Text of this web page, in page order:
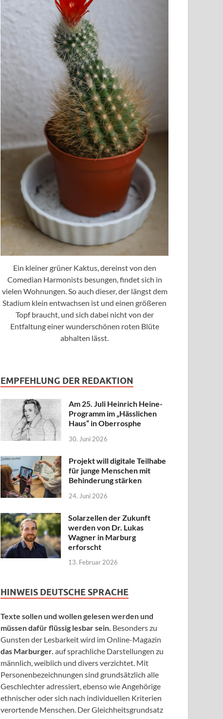
Ein kleiner grüner Kaktus, dereinst von den
Comedian Harmonists besungen, findet sich in
vielen Wohnungen. So auch dieser, der längst dem
Stadium klein entwachsen ist und einen größeren
Topf braucht, und sich dabei nicht von der
Entfaltung einer wunderschönen roten Blüte
abhalten lässt.
EMPFEHLUNG DER REDAKTION
Am 25. Juli Heinrich Heine-
Programm im „Hässlichen
Haus“ in Oberrosphe
30. Juni 2026
Projekt will digitale Teilhabe
für junge Menschen mit
Behinderung stärken
24. Juni 2026
Solarzellen der Zukunft
werden von Dr. Lukas
Wagner in Marburg
erforscht
13. Februar 2026
HINWEIS DEUTSCHE SPRACHE
Texte sollen und wollen gelesen werden und
müssen dafür flüssig lesbar sein. Besonders zu
Gunsten der Lesbarkeit wird im Online-Magazin
das Marburger. auf sprachliche Darstellungen zu
männlich, weiblich und divers verzichtet. Mit
Personenbezeichnungen sind grundsätzlich alle
Geschlechter adressiert, ebenso wie Angehörige
ethnischer oder sich nach individuellen Kriterien
verortende Menschen. Der Gleichheitsgrundsatz